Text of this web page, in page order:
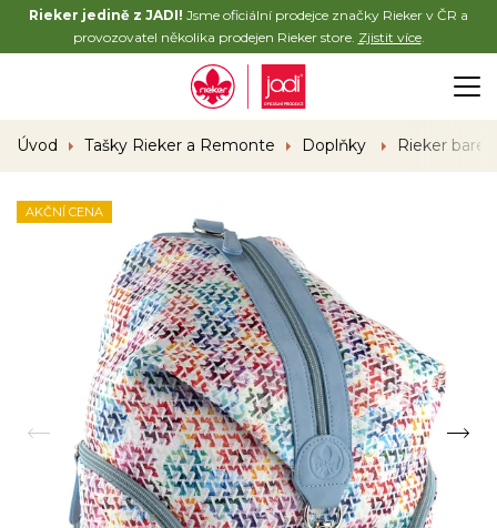
Rieker jedině z JADI! Jsme oficiální prodejce značky Rieker v ČR a
provozovatel několika prodejen Rieker store. Zjistit více.
Úvod Tašky Rieker a Remonte Doplňky Rieker
AKČNÍ CENA